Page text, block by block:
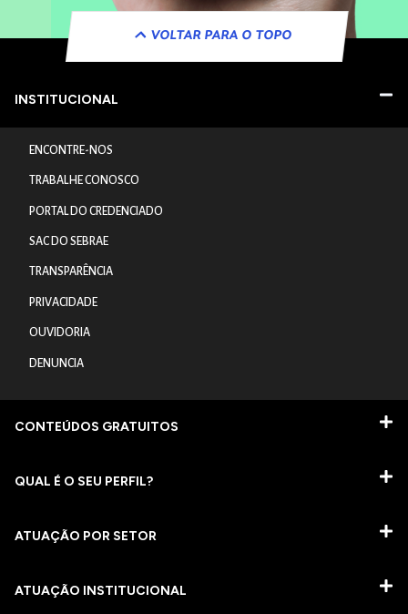
VOLTAR PARA O TOPO
INSTITUCIONAL
ENCONTRE-NOS
TRABALHE CONOSCO
PORTAL DO CREDENCIADO
SAC DO SEBRAE
TRANSPARÊNCIA
PRIVACIDADE
OUVIDORIA
DENUNCIA
CONTEÚDOS GRATUITOS
QUAL É O SEU PERFIL?
ATUAÇÃO POR SETOR
ATUAÇÃO INSTITUCIONAL